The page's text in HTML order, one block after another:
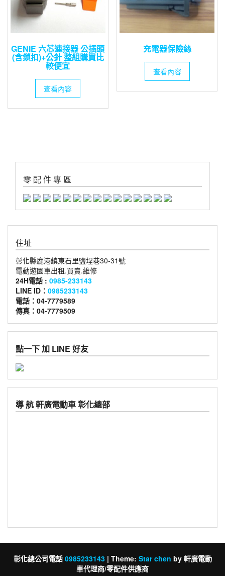
GENIE 六芯連接器 公插頭
(含鎖扣)+公針 整組購買比
較便宜
查看內容
充電器保險絲
查看內容
零 配 件 專 區
住址
彰化縣鹿港鎮東石里鹽埕巷30-31號
電動遊園車出租.買賣.維修
24H電話 : 0985-233143
LINE ID： 0985233143
電話：04-7779589
傳真：04-7779509
點一下 加 LINE 好友
導 航 軒廣電動車 彰化總部
彰化總公司電話 0985233143 | Theme: Star chen by 軒廣電動
車代理商/零配件供應商